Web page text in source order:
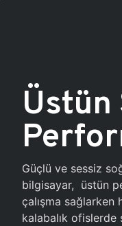
Üstün
Güçlü ve sessiz
bilgisayar, üstün
çalışma
kalabalık ofislerde